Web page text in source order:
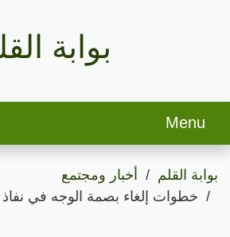
بوابة
Menu
بوابة القلم
أخبار ومجتمع
خطوات إلغاء بصمة الوجه في نفاذ